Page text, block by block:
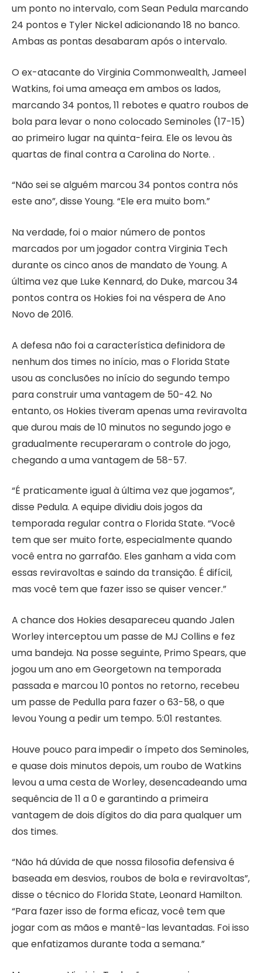
um ponto no intervalo, com Sean Pedula marcando
24 pontos e Tyler Nickel adicionando 18 no banco.
Ambas as pontas desabaram após o intervalo.
O ex-atacante do Virginia Commonwealth, Jameel
Watkins, foi uma ameaça em ambos os lados,
marcando 34 pontos, 11 rebotes e quatro roubos de
bola para levar o nono colocado Seminoles (17-15)
ao primeiro lugar na quinta-feira. Ele os levou às
quartas de final contra a Carolina do Norte. .
“Não sei se alguém marcou 34 pontos contra nós
este ano”, disse Young. “Ele era muito bom.”
Na verdade, foi o maior número de pontos
marcados por um jogador contra Virginia Tech
durante os cinco anos de mandato de Young. A
última vez que Luke Kennard, do Duke, marcou 34
pontos contra os Hokies foi na véspera de Ano
Novo de 2016.
A defesa não foi a característica definidora de
nenhum dos times no início, mas o Florida State
usou as conclusões no início do segundo tempo
para construir uma vantagem de 50-42. No
entanto, os Hokies tiveram apenas uma reviravolta
que durou mais de 10 minutos no segundo jogo e
gradualmente recuperaram o controle do jogo,
chegando a uma vantagem de 58-57.
“É praticamente igual à última vez que jogamos”,
disse Pedula. A equipe dividiu dois jogos da
temporada regular contra o Florida State. “Você
tem que ser muito forte, especialmente quando
você entra no garrafão. Eles ganham a vida com
essas reviravoltas e saindo da transição. É difícil,
mas você tem que fazer isso se quiser vencer.”
A chance dos Hokies desapareceu quando Jalen
Worley interceptou um passe de MJ Collins e fez
uma bandeja. Na posse seguinte, Primo Spears, que
jogou um ano em Georgetown na temporada
passada e marcou 10 pontos no retorno, recebeu
um passe de Pedulla para fazer o 63-58, o que
levou Young a pedir um tempo. 5:01 restantes.
Houve pouco para impedir o ímpeto dos Seminoles,
e quase dois minutos depois, um roubo de Watkins
levou a uma cesta de Worley, desencadeando uma
sequência de 11 a 0 e garantindo a primeira
vantagem de dois dígitos do dia para qualquer um
dos times.
“Não há dúvida de que nossa filosofia defensiva é
baseada em desvios, roubos de bola e reviravoltas”,
disse o técnico do Florida State, Leonard Hamilton.
“Para fazer isso de forma eficaz, você tem que
jogar com as mãos e mantê-las levantadas. Foi isso
que enfatizamos durante toda a semana.”